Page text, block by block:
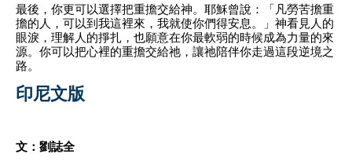
最後，你更可以選擇把重擔交給神。耶穌曾說：「凡勞苦擔重
擔的人，可以到我這裡來，我就使你們得安息。」神看見人的
眼淚，理解人的掙扎，也願意在你最軟弱的時候成為力量的來
源。你可以把心裡的重擔交給祂，讓祂陪伴你走過這段逆境之
路。
印尼文版
文：劉誌全